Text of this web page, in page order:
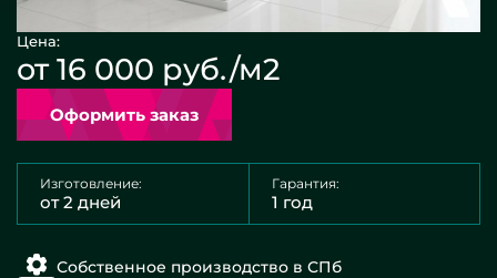
Цена:
от 16 000 руб./м2
Оформить заказ
Изготовление:
от 2 дней
Гарантия:
1 год
Собственное производство в СПб